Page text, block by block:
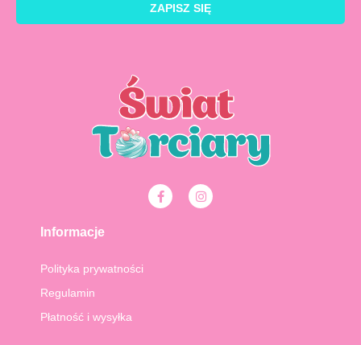
ZAPISZ SIĘ
F
a
I
n
Informacje
Polityka prywatności
Regulamin
Płatność i wysyłka